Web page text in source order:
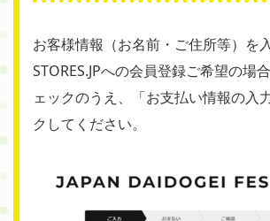
お客様情報（お名前・ご住所等）を
STORES.JPへの会員登録ご希望の場
ェックのうえ、「お支払い情報の入
クしてください。